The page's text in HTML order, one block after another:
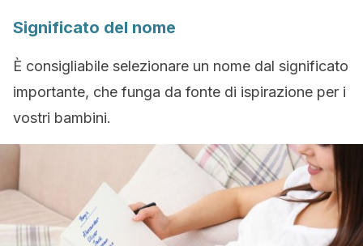
Significato del nome
È consigliabile selezionare un nome dal significato
importante, che funga da fonte di ispirazione per i
vostri bambini.